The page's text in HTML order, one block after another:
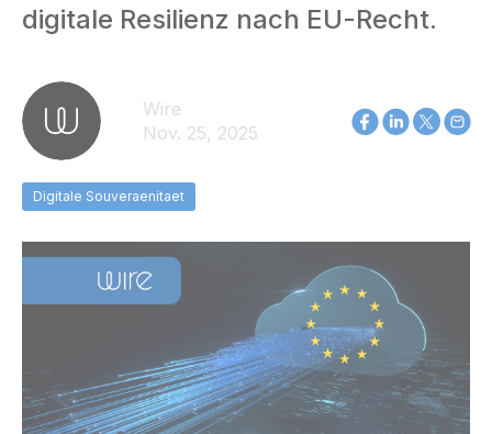
digitale Resilienz nach EU-Recht.
Wire
Nov. 25, 2025
Digitale Souveraenitaet